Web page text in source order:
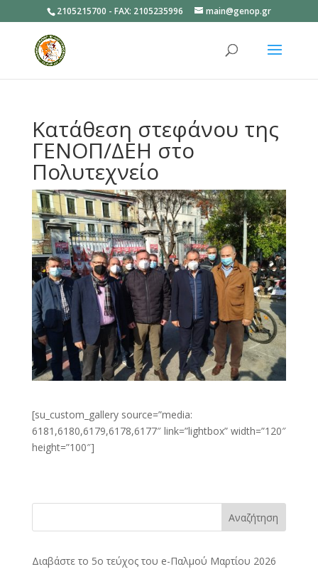
2105215700 - FAX: 2105235996 main@genop.gr
Κατάθεση στεφάνου της
ΓΕΝΟΠ/ΔΕΗ στο
Πολυτεχνείο
[su_custom_gallery source=”media:
6181,6180,6179,6178,6177″ link=”lightbox” width=”120″
height=”100″]
Αναζήτηση
Διαβάστε το 5ο τεύχος του e-Παλμού Μαρτίου 2026